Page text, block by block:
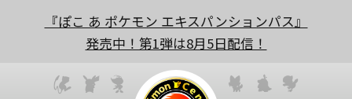
『ぽこ あ ポケモン エキスパンションパス』
発売中！第1弾は8月5日配信！